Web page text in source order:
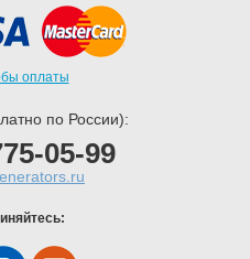
оплаты
по России):
05-99